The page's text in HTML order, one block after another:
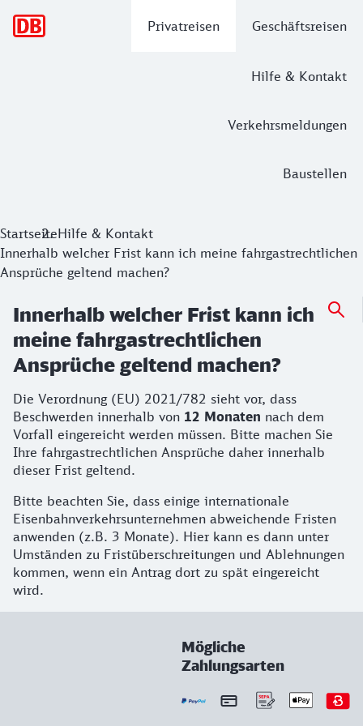
Privatreisen Geschäftsreisen
Hilfe & Kontakt
Verkehrsmeldungen
Baustellen
StartseiteHilfe & Kontakt
Innerhalb welcher Frist kann ich meine fahrgastrechtlichen
Ansprüche geltend machen?
Innerhalb welcher Frist kann ich
meine fahrgastrechtlichen
Ansprüche geltend machen?
Die Verordnung (EU) 2021/782 sieht vor, dass
Beschwerden innerhalb von 12 Monaten nach dem
Vorfall eingereicht werden müssen. Bitte machen Sie
Ihre fahrgastrechtlichen Ansprüche daher innerhalb
dieser Frist geltend.
Bitte beachten Sie, dass einige internationale
Eisenbahnverkehrsunternehmen abweichende Fristen
anwenden (z.B. 3 Monate). Hier kann es dann unter
Umständen zu Fristüberschreitungen und Ablehnungen
kommen, wenn ein Antrag dort zu spät eingereicht
wird.
Mögliche
Zahlungsarten